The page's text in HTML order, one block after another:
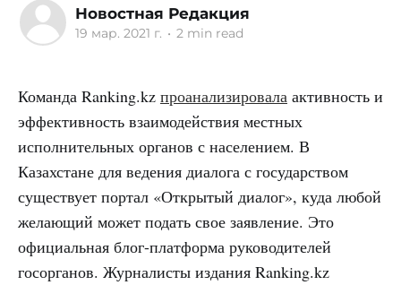
Новостная Редакция
19 мар. 2021 г. • 2 min read
Команда Ranking.kz проанализировала активность и
эффективность взаимодействия местных
исполнительных органов с населением. В
Казахстане для ведения диалога с государством
существует портал «Открытый диалог», куда любой
желающий может подать свое заявление. Это
официальная блог-платформа руководителей
госорганов. Журналисты издания Ranking.kz